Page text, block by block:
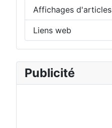
Affichages d'articles
Liens web
Publicité